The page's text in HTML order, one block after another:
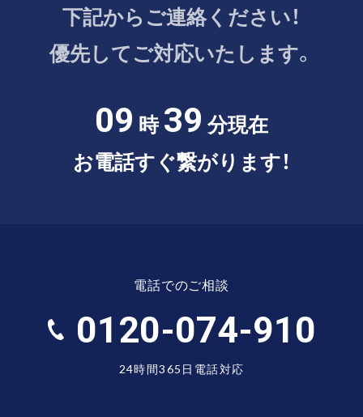
下記からご連絡ください！
優先してご対応いたします。
09 時39分現在
お電話すぐ繋がります！
電話でのご相談
0120-074-910
24時間365日電話対応